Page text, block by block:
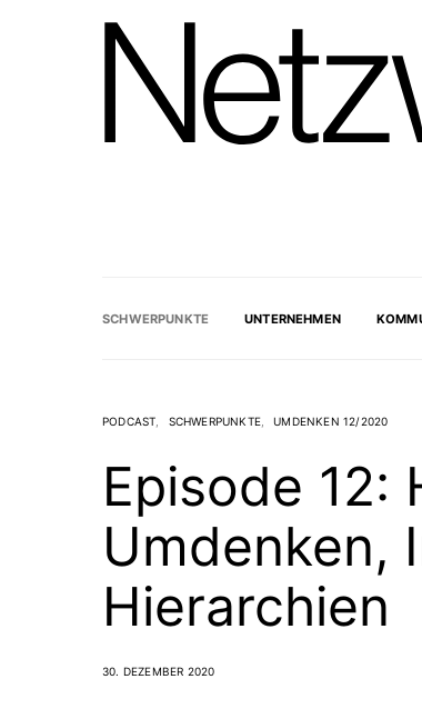
SCHWERPUNKTE UNTERNEHMEN
PODCAST SCHWERPUNKTE UMDENKEN 12/2020
Episode 12:
Umdenken,
Hierarchien
30. DEZEMBER 2020